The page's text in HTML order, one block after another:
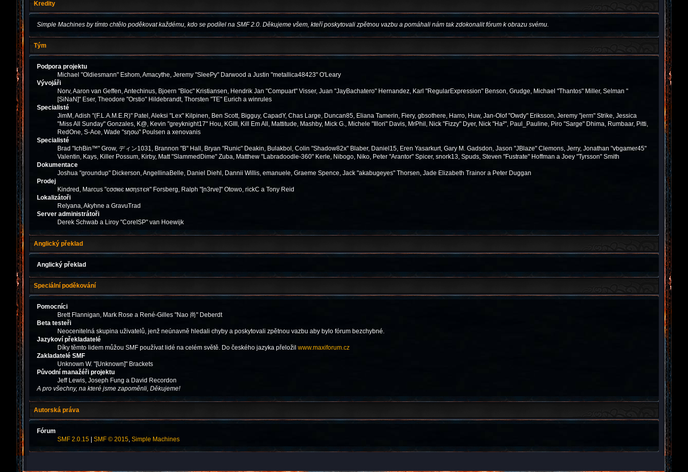
Kredity
Simple Machines by tímto chtělo poděkovat každému, kdo se podílel na SMF 2.0. Děkujeme všem, kteří poskytovali zpětnou vazbu a pomáhali nám tak zdokonalit fórum k obrazu svému.
Tým
Podpora projektu
Michael "Oldiesmann" Eshom, Amacythe, Jeremy "SleePy" Darwood a Justin "metallica48423" O'Leary
Vývojáři
Norv, Aaron van Geffen, Antechinus, Bjoern "Bloc" Kristiansen, Hendrik Jan "Compuart" Visser, Juan "JayBachatero" Hernandez, Karl "RegularExpression" Benson, Grudge, Michael "Thantos" Miller, Selman "
[SiNaN]" Eser, Theodore "Orstio" Hildebrandt, Thorsten "TE" Eurich a winrules
Specialisté
JimM, Adish "(F.L.A.M.E.R)" Patel, Aleksi "Lex" Kilpinen, Ben Scott, Bigguy, CapadY, Chas Large, Duncan85, Eliana Tamerin, Fiery, gbsothere, Harro, Huw, Jan-Olof "Owdy" Eriksson, Jeremy "jerm" Strike, Jessica
"Miss All Sunday" Gonzales, K@, Kevin "greyknight17" Hou, KGIII, Kill Em All, Mattitude, Mashby, Mick G., Michele "Illori" Davis, MrPhil, Nick "Fizzy" Dyer, Nick "Ha²", Paul_Pauline, Piro "Sarge" Dhima, Rumbaar, Pitti,
RedOne, S-Ace, Wade "sησω" Poulsen a xenovanis
Specialisté
Brad "IchBin™" Grow, ディン1031, Brannon "B" Hall, Bryan "Runic" Deakin, Bulakbol, Colin "Shadow82x" Blaber, Daniel15, Eren Yasarkurt, Gary M. Gadsdon, Jason "JBlaze" Clemons, Jerry, Jonathan "vbgamer45"
Valentin, Kays, Killer Possum, Kirby, Matt "SlammedDime" Zuba, Matthew "Labradoodle-360" Kerle, Nibogo, Niko, Peter "Arantor" Spicer, snork13, Spuds, Steven "Fustrate" Hoffman a Joey "Tyrsson" Smith
Dokumentace
Joshua "groundup" Dickerson, AngellinaBelle, Daniel Diehl, Dannii Willis, emanuele, Graeme Spence, Jack "akabugeyes" Thorsen, Jade Elizabeth Trainor a Peter Duggan
Prodej
Kindred, Marcus "cσσкιє мσηѕтєя" Forsberg, Ralph "[n3rve]" Otowo, rickC a Tony Reid
Lokalizátoři
Relyana, Akyhne a GravuTrad
Server administrátoři
Derek Schwab a Liroy "CoreISP" van Hoewijk
Anglický překlad
Anglický překlad
Speciální poděkování
Pomocníci
Brett Flannigan, Mark Rose a René-Gilles "Nao 尚" Deberdt
Beta testeři
Neocenitelná skupina uživatelů, jenž neúnavně hledali chyby a poskytovali zpětnou vazbu aby bylo fórum bezchybné.
Jazykoví překladatelé
Díky těmto lidem můžou SMF používat lidé na celém světě. Do českého jazyka přeložil www.maxiforum.cz
Zakladatelé SMF
Unknown W. "[Unknown]" Brackets
Původní manažéři projektu
Jeff Lewis, Joseph Fung a David Recordon
A pro všechny, na které jsme zapoměnli, Děkujeme!
Autorská práva
Fórum
SMF 2.0.15| SMF © 2015, Simple Machines